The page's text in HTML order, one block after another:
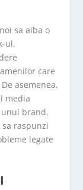
sa aiba o
ul.
care
asemenea,
media
brand.
raspunzi
legate